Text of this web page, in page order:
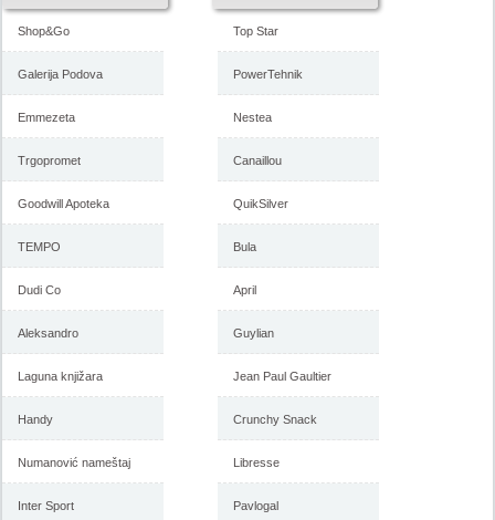
Shop&Go
Galerija Podova
Emmezeta
Trgopromet
Goodwill Apoteka
TEMPO
Dudi Co
Aleksandro
Laguna knjižara
Handy
Numanović nameštaj
Inter Sport
Top Star
PowerTehnik
Nestea
Canaillou
QuikSilver
Bula
April
Guylian
Jean Paul Gaultier
Crunchy Snack
Libresse
Pavlogal